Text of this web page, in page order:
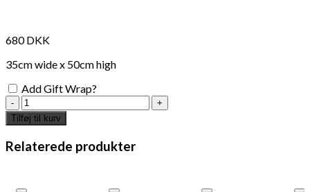
680DKK
35cm wide x 50cm high
Add Gift Wrap?
metal
rooster
50cm
antal
Tilføj til kurv
Relaterede produkter